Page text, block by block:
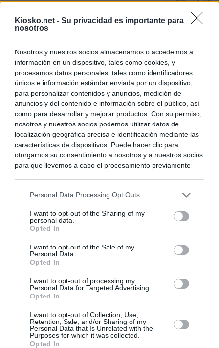
Kiosko.net - Su privacidad es importante para
nosotros
Nosotros y nuestros socios almacenamos o accedemos a
información en un dispositivo, tales como cookies, y
procesamos datos personales, tales como identificadores
únicos e información estándar enviada por un dispositivo,
para personalizar contenidos y anuncios, medición de
anuncios y del contenido e información sobre el público, así
como para desarrollar y mejorar productos. Con su permiso,
nosotros y nuestros socios podemos utilizar datos de
localización geográfica precisa e identificación mediante las
características de dispositivos. Puede hacer clic para
otorgarnos su consentimiento a nosotros y a nuestros socios
para que llevemos a cabo el procesamiento previamente
negar su consentimiento. Tenga en cuenta que algún
de su consentimiento, pero usted tiene el derecho de
rechazar tal procesamiento. Sus preferencias se aplicarán
cualquier momento entrando de nuevo en este sitio web o
visitando nuestra política de privacidad.
Personal Data Processing Opt Outs
I want to opt-out of the Sharing of my
personal data.
Opted In
I want to opt-out of the Sale of my
Personal Data.
Opted In
I want to opt-out of processing my
Personal Data for Targeted Advertising.
Opted In
I want to opt-out of Collection, Use,
Retention, Sale, and/or Sharing of my
Personal Data that Is Unrelated with the
Purposes for which it was collected.
Opted In
Última hora
tacha de
Sánchez
© Kiosko.net Aviso Legal Privacidad y Cookies